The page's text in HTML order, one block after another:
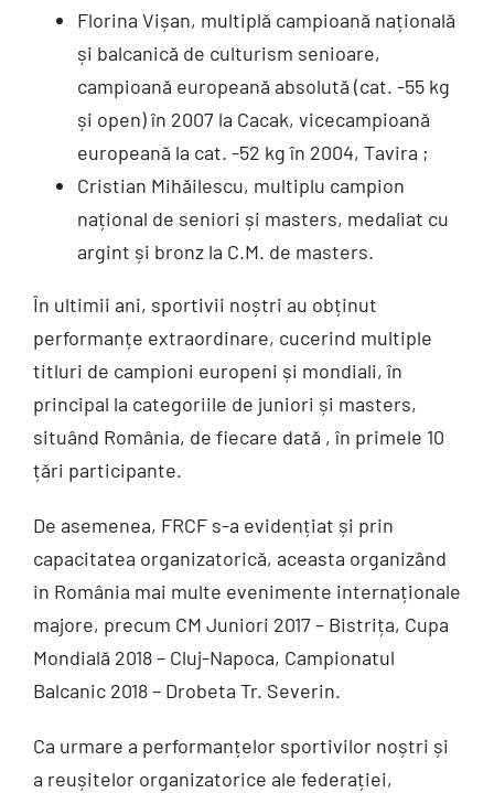
Florina Vișan, multiplă campioană națională
și balcanică de culturism senioare,
campioană europeană absolută (cat. -55 kg
și open) în 2007 la Cacak, vicecampioană
europeană la cat. -52 kg în 2004, Tavira ;
Cristian Mihăilescu, multiplu campion
național de seniori și masters, medaliat cu
argint și bronz la C.M. de masters.
În ultimii ani, sportivii noștri au obținut
performanțe extraordinare, cucerind multiple
titluri de campioni europeni și mondiali, în
principal la categoriile de juniori și masters,
situând România, de fiecare dată , în primele 10
țări participante.
De asemenea, FRCF s-a evidențiat și prin
capacitatea organizatorică, aceasta organizând
in România mai multe evenimente internaționale
majore, precum CM Juniori 2017 – Bistrița, Cupa
Mondială 2018 – Cluj-Napoca, Campionatul
Balcanic 2018 – Drobeta Tr. Severin.
Ca urmare a performanțelor sportivilor noștri și
a reușitelor organizatorice ale federației,